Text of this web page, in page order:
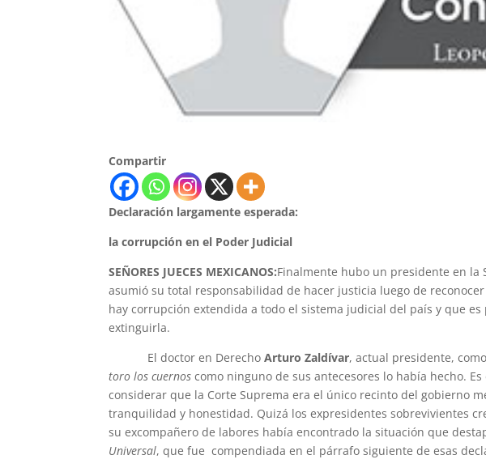
Compartir
Declaración largamente esperada:
la corrupción en el Poder Judicial
SEÑORES JUECES MEXICANOS:Finalmente hubo un presidente en la
asumió su total responsabilidad de hacer justicia luego de
hay corrupción extendida a todo el sistema judicial del país y que
extinguirla.
El doctor en DerechoArturo Zaldívar, actual presidente,
toro los cuernoscomo ninguno de sus antecesores lo había hecho.
considerar que la Corte Suprema era el único recinto del gobierno
tranquilidad y honestidad. Quizá los expresidentes sobrevivientes
su excompañero de labores había encontrado la situación que
Universal, que fue compendiada en el párrafo siguiente de esas